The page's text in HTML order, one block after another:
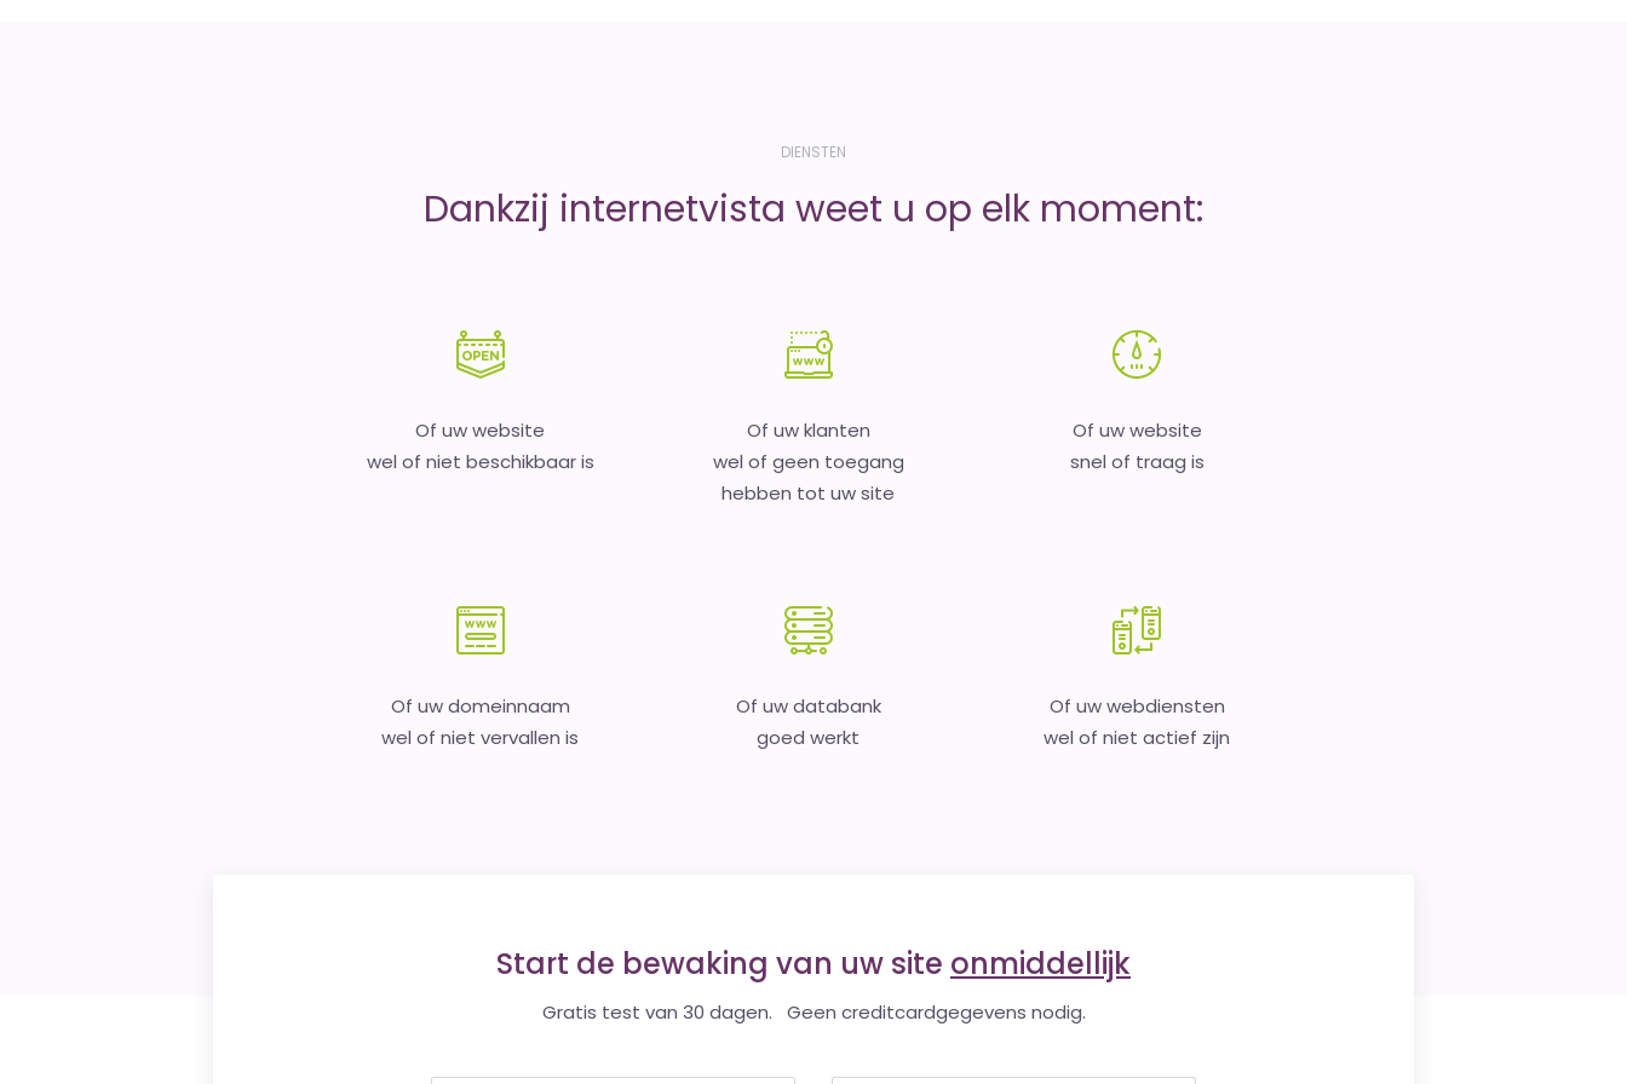
DIENSTEN
Dankzij internetvista weet u op elk moment:
Of uw website
wel of niet beschikbaar is
Of uw klanten
wel of geen toegang
hebben tot uw site
Of uw website
snel of traag is
Of uw domeinnaam
wel of niet vervallen is
Of uw databank
goed werkt
Of uw webdiensten
wel of niet actief zijn
Start de bewaking van uw site onmiddellijk
Gratis test van 30 dagen. Geen creditcardgegevens nodig.